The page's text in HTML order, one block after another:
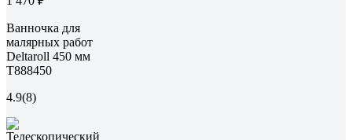
Ванночка для
малярных работ
Deltaroll 450 мм
T888450
4.9(8)